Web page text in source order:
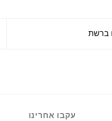
ברשת
עקבו אחרינו